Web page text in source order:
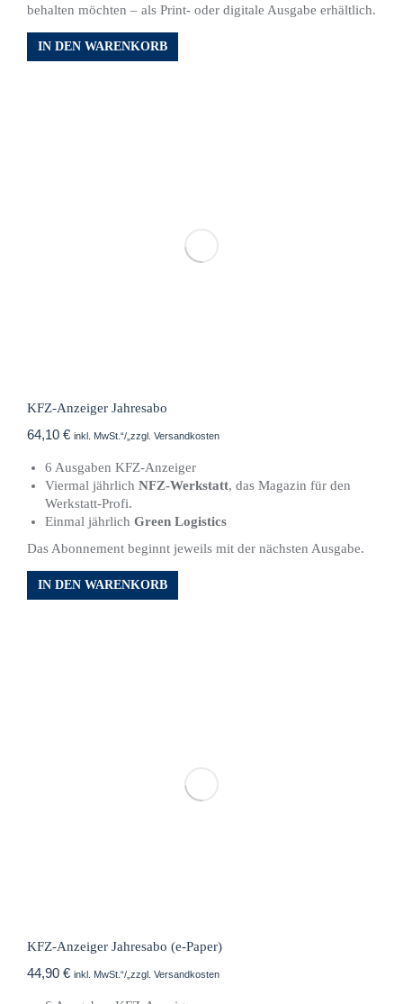
behalten möchten – als Print- oder digitale Ausgabe erhältlich.
IN DEN WARENKORB
KFZ-Anzeiger Jahresabo
64,10 € inkl. MwSt.“/„zzgl. Versandkosten
6 Ausgaben KFZ-Anzeiger
Viermal jährlich NFZ-Werkstatt, das Magazin für den
Werkstatt-Profi.
Einmal jährlich Green Logistics
Das Abonnement beginnt jeweils mit der nächsten Ausgabe.
IN DEN WARENKORB
KFZ-Anzeiger Jahresabo (e-Paper)
44,90 € inkl. MwSt.“/„zzgl. Versandkosten